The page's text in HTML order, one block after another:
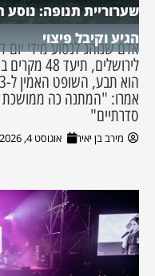
הגיע וקיבל פיצוי
אדם שנוהג לנסוע מידי
לירושלים,
אמרו: "המתנה כה ממושכת
סדרתיים"
מירב בן יאיר אוגוסט 4, 2026